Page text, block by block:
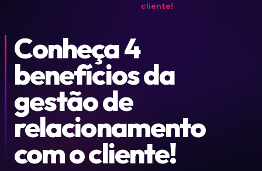
cliente!
Conheça 4
benefícios da
gestão de
relacionamento
com o cliente!